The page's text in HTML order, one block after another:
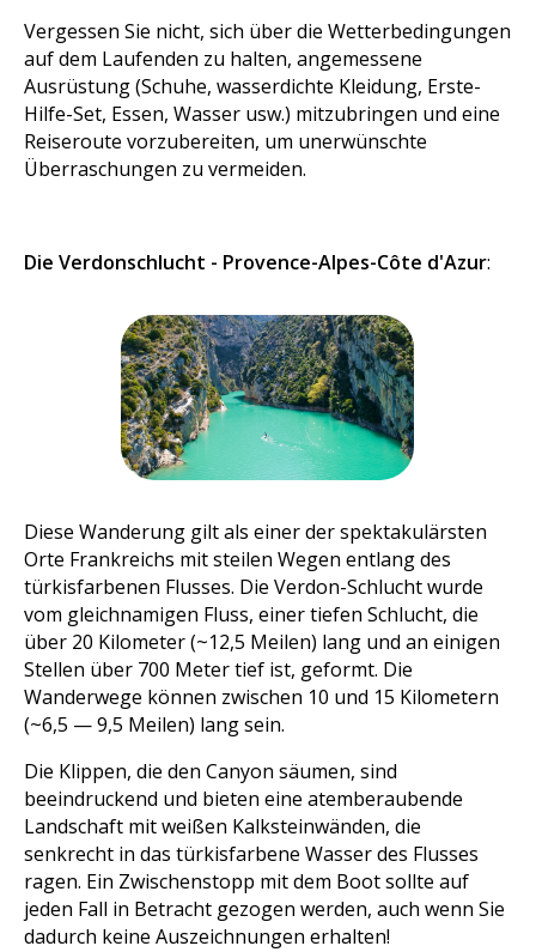
Vergessen Sie nicht, sich über die Wetterbedingungen
auf dem Laufenden zu halten, angemessene
Ausrüstung (Schuhe, wasserdichte Kleidung, Erste-
Hilfe-Set, Essen, Wasser usw.) mitzubringen und eine
Reiseroute vorzubereiten, um unerwünschte
Überraschungen zu vermeiden.
Die Verdonschlucht - Provence-Alpes-Côte d'Azur:
Diese Wanderung gilt als einer der spektakulärsten
Orte Frankreichs mit steilen Wegen entlang des
türkisfarbenen Flusses. Die Verdon-Schlucht wurde
vom gleichnamigen Fluss, einer tiefen Schlucht, die
über 20 Kilometer (~12,5 Meilen) lang und an einigen
Stellen über 700 Meter tief ist, geformt. Die
Wanderwege können zwischen 10 und 15 Kilometern
(~6,5 — 9,5 Meilen) lang sein.
Die Klippen, die den Canyon säumen, sind
beeindruckend und bieten eine atemberaubende
Landschaft mit weißen Kalksteinwänden, die
senkrecht in das türkisfarbene Wasser des Flusses
ragen. Ein Zwischenstopp mit dem Boot sollte auf
jeden Fall in Betracht gezogen werden, auch wenn Sie
dadurch keine Auszeichnungen erhalten!